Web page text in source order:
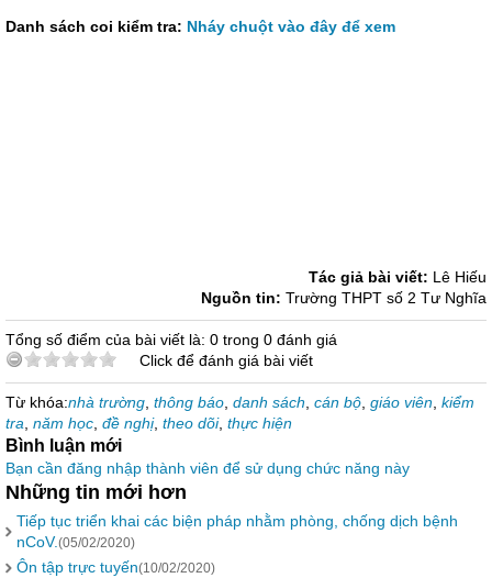
Danh sách coi kiểm tra: Nháy chuột vào đây để xem
Tác giả bài viết: Lê Hiếu
Nguồn tin: Trường THPT số 2 Tư Nghĩa
Tổng số điểm của bài viết là: 0 trong 0 đánh giá
Click để đánh giá bài viết
Từ khóa:nhà trường thông báo danh sách cán bộ giáo viên kiểm
tra năm học đề nghị, theo dõi, thực hiện
Bình luận mới
Bạn cần đăng nhập thành viên để sử dụng chức năng này
Những tin mới hơn
Tiếp tục triển khai các biện pháp nhằm phòng, chống dịch bệnh
nCoV.(05/02/2020)
Ôn tập trực tuyến(10/02/2020)